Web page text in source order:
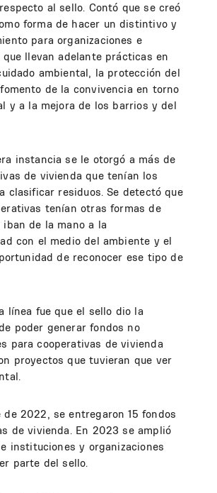
al sello. Contó que se creó
forma de hacer un distintivo y
para organizaciones e
llevan adelante prácticas en
ambiental, la protección del
de la convivencia en torno
y a la mejora de los barrios y del
instancia se le otorgó a más de
de vivienda que tenían los
clasificar residuos. Se detectó que
tenían otras formas de
iban de la mano a la
con el medio del ambiente y el
de reconocer ese tipo de
línea fue que el sello dio la
poder generar fondos no
para cooperativas de vivienda
proyectos que tuvieran que ver
de 2022, se entregaron 15 fondos
de vivienda. En 2023 se amplió
instituciones y organizaciones
parte del sello.